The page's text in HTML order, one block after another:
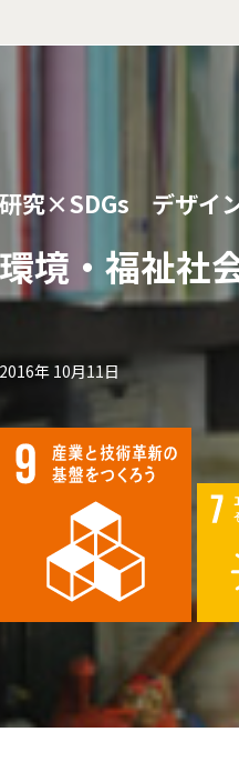
研究×SDGs デザイ
環境・福祉社
2016年 10月11日